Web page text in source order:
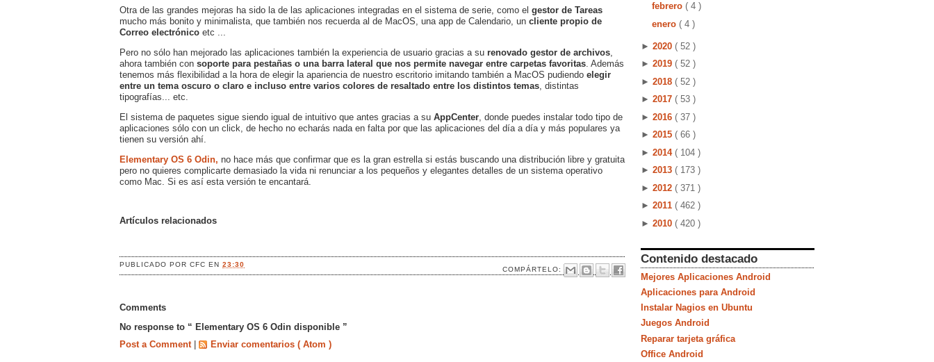
Otra de las grandes mejoras ha sido la de las aplicaciones integradas en el sistema de serie, como el gestor de Tareas
mucho más bonito y minimalista, que también nos recuerda al de MacOS, una app de Calendario, un cliente propio de
Correo electrónico etc ...
Pero no sólo han mejorado las aplicaciones también la experiencia de usuario gracias a su renovado gestor de archivos
ahora también con soporte para pestañas o una barra lateral que nos permite navegar entre carpetas favoritas . Además
tenemos más flexibilidad a la hora de elegir la apariencia de nuestro escritorio imitando también a MacOS pudiendo elegir
entre un tema oscuro o claro e incluso entre varios colores de resaltado entre los distintos temas , distintas
tipografías... etc.
El sistema de paquetes sigue siendo igual de intuitivo que antes gracias a su AppCenter , donde puedes instalar todo tipo de
aplicaciones sólo con un click, de hecho no echarás nada en falta por que las aplicaciones del día a día y más populares ya
tienen su versión ahí.
Elementary OS 6 Odin, no hace más que confirmar que es la gran estrella si estás buscando una distribución libre y gratuita
pero no quieres complicarte demasiado la vida ni renunciar a los pequeños y elegantes detalles de un sistema operativo
como Mac. Si es así esta versión te encantará.
Artículos relacionados
PUBLICADO PORCFCEN23:30
COMPÁRTELO:
Comments
No response to “ Elementary OS 6 Odin disponible ”
Post a Comment
Enviar comentarios ( Atom )
febrero ( 4 )
enero ( 4 )
► 2020 ( 52 )
► 2019 ( 52 )
► 2018 ( 52 )
► 2017 ( 53 )
► 2016 ( 37 )
► 2015 ( 66 )
► 2014 ( 104 )
► 2013 ( 173 )
► 2012 ( 371 )
► 2011 ( 462 )
► 2010 ( 420 )
Contenido destacado
Mejores Aplicaciones Android
Aplicaciones para Android
Instalar Nagios en Ubuntu
Juegos Android
Reparar tarjeta gráfica
Office Android